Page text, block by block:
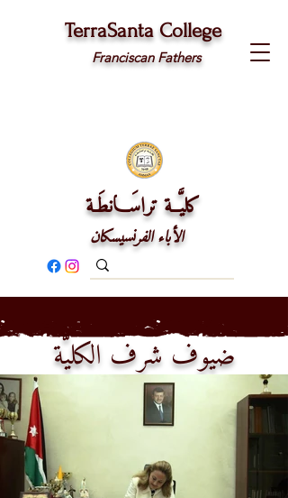
كليَّــة تراسَـــانطَـة
الأباء الفرنسيسكان
TerraSanta College
Franciscan Fathers
ضيوف شرف الكليَّة